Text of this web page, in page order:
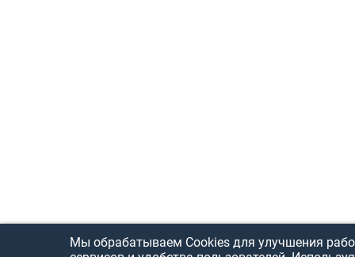
Мы обрабатываем Cookies для улучшения